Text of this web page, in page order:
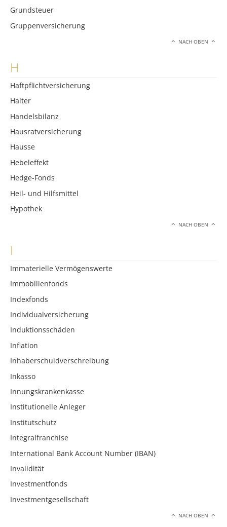
Grundsteuer
Gruppenversicherung
NACH OBEN
H
Haftpflichtversicherung
Halter
Handelsbilanz
Hausratversicherung
Hausse
Hebeleffekt
Hedge-Fonds
Heil- und Hilfsmittel
Hypothek
NACH OBEN
I
Immaterielle Vermögenswerte
Immobilienfonds
Indexfonds
Individualversicherung
Induktionsschäden
Inflation
Inhaberschuldverschreibung
Inkasso
Innungskrankenkasse
Institutionelle Anleger
Institutschutz
Integralfranchise
International Bank Account Number (IBAN)
Invalidität
Investmentfonds
Investmentgesellschaft
NACH OBEN